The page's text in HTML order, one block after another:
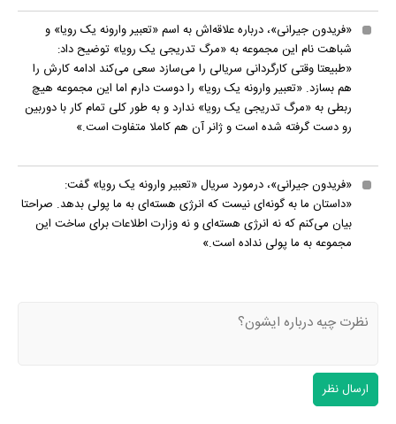
«فریدون جیرانی»، درباره علاقه‌اش به اسم «تعبیر وارونه یک رویا» و
شباهت نام این مجموعه به «مرگ تدریجی یک رویا» توضیح داد:
«طبیعتا وقتی کارگردانی سریالی را می‌سازد سعی می‌کند ادامه کارش را
هم بسازد. «تعبیر وارونه یک رویا» را دوست دارم اما این مجموعه هیچ
ربطی به «مرگ تدریجی یک رویا» ندارد و به طور کلی تمام کار با دوربین
رو دست گرفته شده است و ژانر آن هم کاملا متفاوت است.»
«فریدون جیرانی»، درمورد سریال «تعبیر وارونه یک رویا» گفت:
«داستان ما به گونه‌ای نیست که انرژی هسته‌ای به ما پولی بدهد. صراحتا
بیان می‌کنم که نه انرژی هسته‌ای و نه وزارت اطلاعات برای ساخت این
مجموعه به ما پولی نداده است.»
ارسال نظر